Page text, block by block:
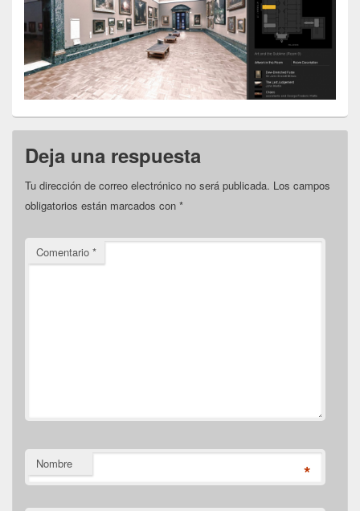
Deja una respuesta
Tu dirección de correo electrónico no será publicada. Los campos
obligatorios están marcados con *
Comentario *
Nombre *